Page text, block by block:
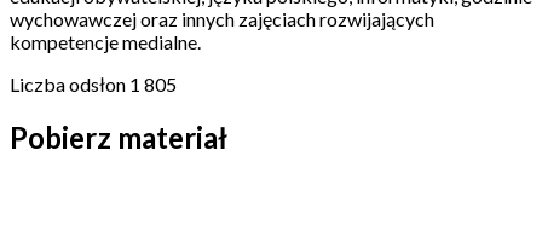
wychowawczej oraz innych zajęciach rozwijających
kompetencje medialne.
Liczba odsłon 1 805
Pobierz materiał